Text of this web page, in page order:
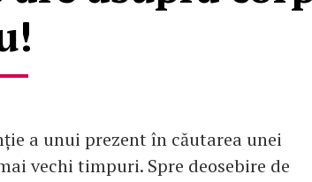
a unui prezent în căutarea unei
vechi timpuri. Spre deosebire de